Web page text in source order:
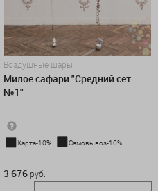
Воздушные шары
Милое сафари "Средний сет
№1"
Карта-10% Самовывоз-10%
3 676 руб.